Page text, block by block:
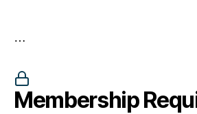
…
Membership